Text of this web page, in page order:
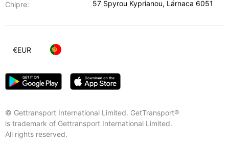
Chipre:
57 Spyrou Kyprianou, Lárnaca 6051
© Gettransport International Limited. GetTransport®
is trademark of Gettransport International Limited.
All rights reserved.
€EUR